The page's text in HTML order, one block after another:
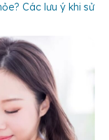
Các lưu ý khi sử